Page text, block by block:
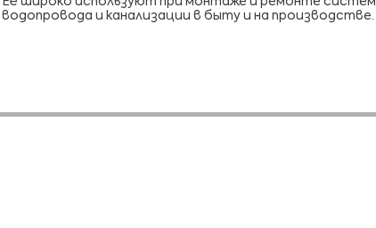
водопровода и канализации в быту и на производстве.